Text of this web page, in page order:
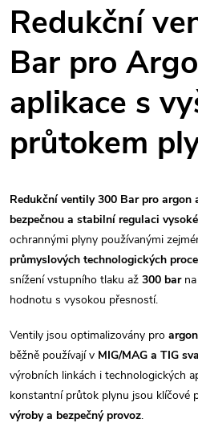
v
l
á
d
a
í
p
r
v
k
y
v
Redukční
Bar pro
aplikace s
průtokem
Redukční ventily 300 Bar pro argon
bezpečnou a stabilní regulaci
ochrannými plyny používanými
průmyslových technologických
snížení vstupního tlaku až 300 barna
hodnotu s vysokou přesností.
Ventily jsou optimalizovány pro
běžně používají v MIG/MAG a TIG
výrobních linkách i technologických
konstantní průtok plynu jsou klíčové
výroby a bezpečný provoz.